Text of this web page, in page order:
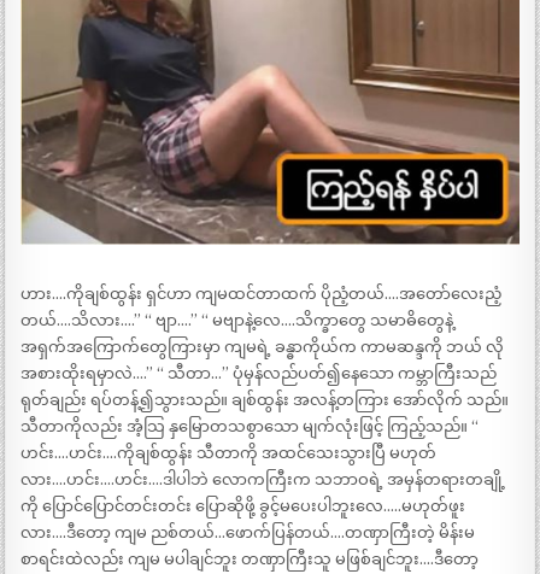
ဟား….ကိုချစ်ထွန်း ရှင်ဟာ ကျမထင်တာထက် ပိုညံ့တယ်….အတော်လေးညံ့
တယ်….သိလား….” “ ဗျာ….” “ မဗျာနဲ့လေ….သိက္ခာတွေ သမာဓိတွေနဲ့
အရှက်အကြောက်တွေကြားမှာ ကျမရဲ့ ခန္ဓာကိုယ်က ကာမဆန္ဒကို ဘယ် လို
အစားထိုးရမှာလဲ….” “ သီတာ…” ပုံမှန်လည်ပတ်၍နေသော ကမ္ဘာကြီးသည်
ရုတ်ချည်း ရပ်တန့်၍သွားသည်။ ချစ်ထွန်း အလန့်တကြား အော်လိုက် သည်။
သီတာကိုလည်း အံ့သြ နှမြောတသစွာသော မျက်လုံးဖြင့် ကြည့်သည်။ “
ဟင်း….ဟင်း….ကိုချစ်ထွန်း သီတာကို အထင်သေးသွားပြီ မဟုတ်
လား….ဟင်း….ဟင်း….ဒါပါဘဲ လောကကြီးက သဘာဝရဲ့ အမှန်တရားတချို့
ကို ပြောင်ပြောင်တင်းတင်း ပြောဆိုဖို့ ခွင့်မပေးပါဘူးလေ…..မဟုတ်ဖူး
လား….ဒီတော့ ကျမ ညစ်တယ်…ဖောက်ပြန်တယ်….တဏှာကြီးတဲ့ မိန်းမ
စာရင်းထဲလည်း ကျမ မပါချင်ဘူး တဏှာကြီးသူ မဖြစ်ချင်ဘူး….ဒီတော့